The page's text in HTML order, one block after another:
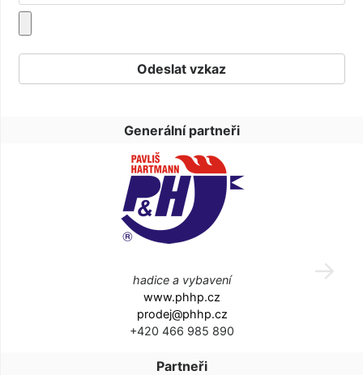
Generální partneři
hadice a vybavení
www.phhp.cz
prodej@phhp.cz
+420 466 985 890
Partneři